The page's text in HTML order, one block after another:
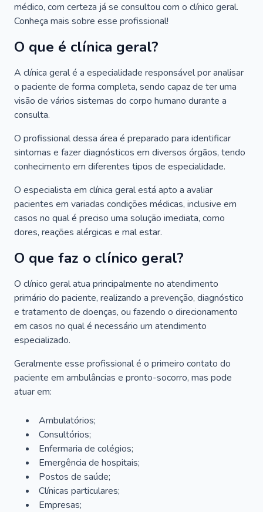
médico, com certeza já se consultou com o clínico geral.
Conheça mais sobre esse profissional!
O que é clínica geral?
A clínica geral é a especialidade responsável por analisar
o paciente de forma completa, sendo capaz de ter uma
visão de vários sistemas do corpo humano durante a
consulta.
O profissional dessa área é preparado para identificar
sintomas e fazer diagnósticos em diversos órgãos, tendo
conhecimento em diferentes tipos de especialidade.
O especialista em clínica geral está apto a avaliar
pacientes em variadas condições médicas, inclusive em
casos no qual é preciso uma solução imediata, como
dores, reações alérgicas e mal estar.
O que faz o clínico geral?
O clínico geral atua principalmente no atendimento
primário do paciente, realizando a prevenção, diagnóstico
e tratamento de doenças, ou fazendo o direcionamento
em casos no qual é necessário um atendimento
especializado.
Geralmente esse profissional é o primeiro contato do
paciente em ambulâncias e pronto-socorro, mas pode
atuar em:
Ambulatórios;
Consultórios;
Enfermaria de colégios;
Emergência de hospitais;
Postos de saúde;
Clínicas particulares;
Empresas;